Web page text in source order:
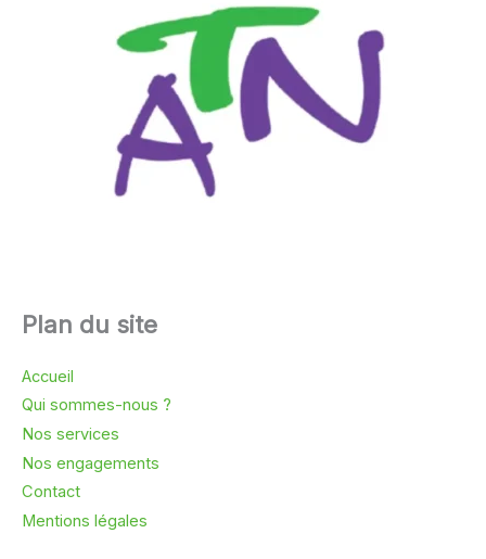
Plan du site
Accueil
Qui sommes-nous ?
Nos services
Nos engagements
Contact
Mentions légales